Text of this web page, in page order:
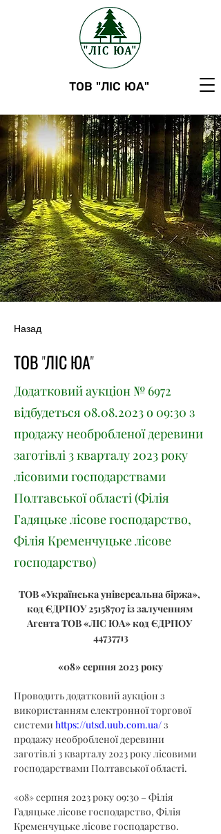
ТОВ "ЛІС ЮА"
Назад
ТОВ "ЛІС ЮА"
Додатковий аукціон № 6972
відбудеться 08.08.2023о 09:30 з
продажу необробленої деревини
заготівлі 3 кварталу 2023 року
лісовими господарствами
Полтавської області (Філія
Гадяцьке лісове господарство,
Філія Кременчуцьке лісове
господарство)
ТОВ «Українська універсальна біржа»,
код ЄДРПОУ 25158707 із залученням
Агента ТОВ «ЛІС ЮА» код ЄДРПОУ
44737713
«08» серпня 2023 року
Проводить додатковий аукціон з
використанням електронної торгової
системи https://utsd.uub.com.ua/ з
продажу необробленої деревини
заготівлі 3 кварталу 2023 року лісовими
господарствами Полтавської області.
«08» серпня 2023 року 09:30 – Філія
Гадяцьке лісове господарство, Філія
Кременчуцьке лісове господарство.